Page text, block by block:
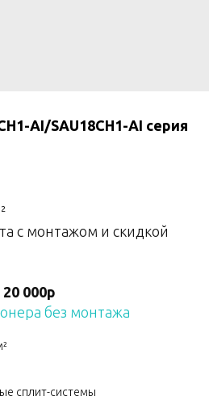
AI/SAU18CH1-AI серия
с монтажом и скидкой
20 000р
без монтажа
сплит-системы